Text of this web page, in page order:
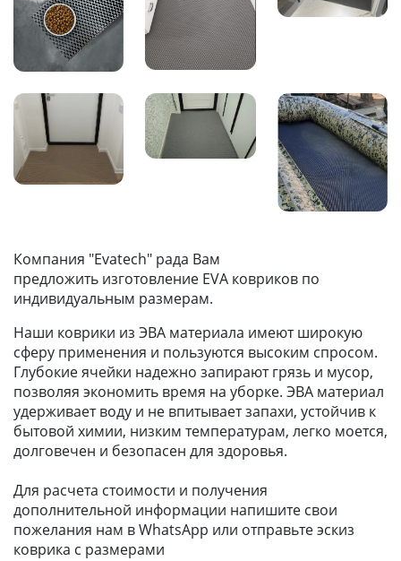
Компания "Evatech" рада Вам
предложить изготовление EVA ковриков по
индивидуальным размерам.
Наши коврики из ЭВА материала имеют широкую
сферу применения и пользуются высоким спросом.
Глубокие ячейки надежно запирают грязь и мусор,
позволяя экономить время на уборке. ЭВА материал
удерживает воду и не впитывает запахи, устойчив к
бытовой химии, низким температурам, легко моется,
долговечен и безопасен для здоровья.
Для расчета стоимости и получения
дополнительной информации напишите свои
пожелания нам в WhatsApp или отправьте эскиз
коврика с размерами